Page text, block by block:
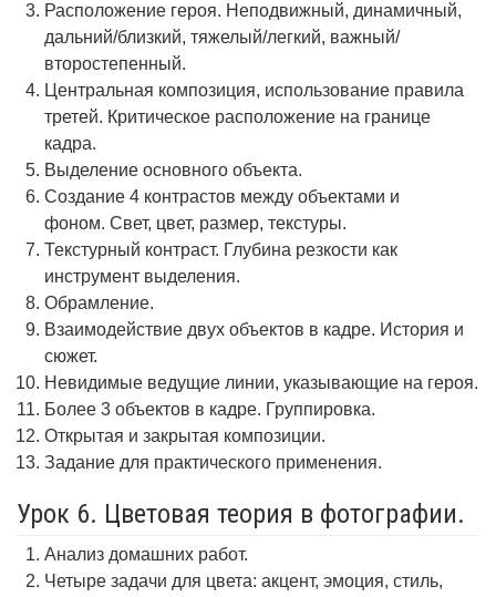
Расположение героя. Неподвижный, динамичный,
дальний/близкий, тяжелый/легкий, важный/
второстепенный.
Центральная композиция, использование правила
третей. Критическое расположение на границе
кадра.
Выделение основного объекта.
Создание 4 контрастов между объектами и
фоном. Свет, цвет, размер, текстуры.
Текстурный контраст. Глубина резкости как
инструмент выделения.
Обрамление.
Взаимодействие двух объектов в кадре. История и
сюжет.
Невидимые ведущие линии, указывающие на героя.
Более 3 объектов в кадре. Группировка.
Открытая и закрытая композиции.
Задание для практического применения.
Урок 6. Цветовая теория в фотографии.
Анализ домашних работ.
Четыре задачи для цвета: акцент, эмоция, стиль,